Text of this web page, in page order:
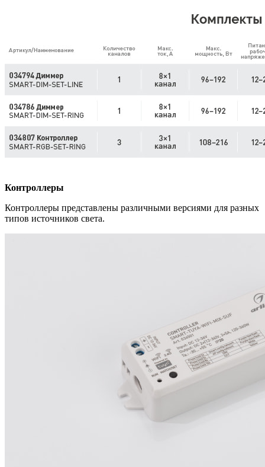
Контроллеры
Контроллеры представлены различными версиями для разных
типов источников света.